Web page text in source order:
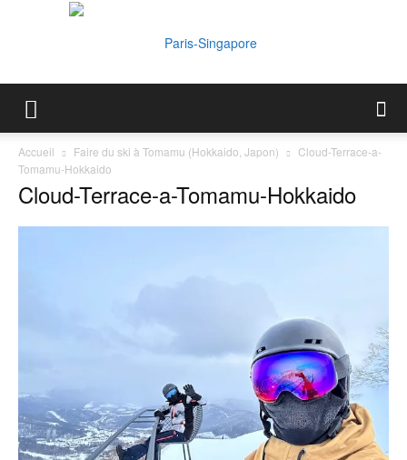
Singapore
Accueil Faire du ski à Tomamu (Hokkaido, Japon)
Cloud-Terrace-a-
Tomamu-Hokkaido
Cloud-Terrace-a-Tomamu-Hokkaido